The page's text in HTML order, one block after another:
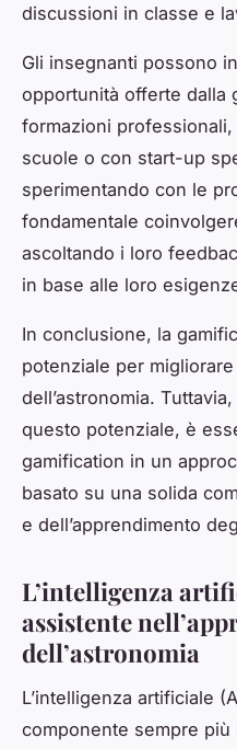
discussioni in classe e
Gli insegnanti possono
opportunità offerte dalla
formazioni
scuole o con start-up
sperimentando con le
fondamentale
ascoltando i loro
in base alle loro
In conclusione, la
potenziale per migliorare
dell’astronomia.
questo potenziale, è
gamification in un
basato su una solida
e dell’apprendimento
L’intelligenza
assistente
dell’astronomia
L’intelligenza artificiale
componente sempre più